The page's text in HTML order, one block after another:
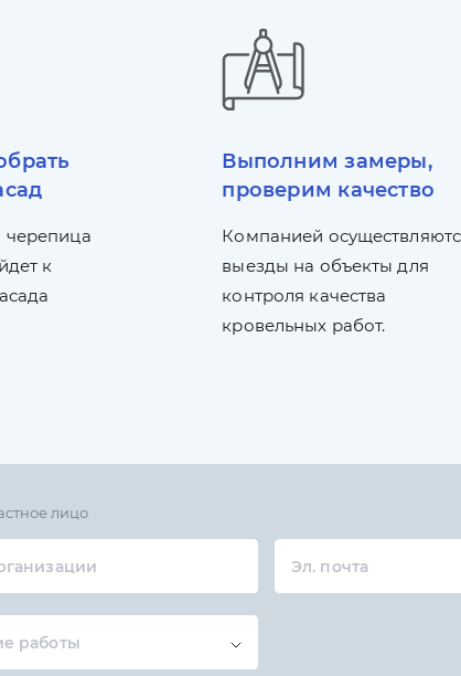
черепица
к
Выполним замеры,
проверим качество
Компанией
выезды на объекты для
контроля качества
кровельных работ.
лицо
Эл. почта
работы